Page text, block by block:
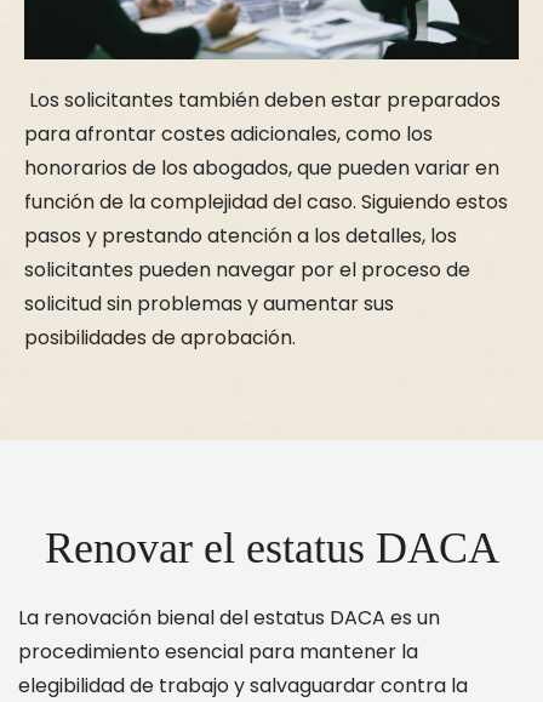
Los solicitantes también deben estar preparados
para afrontar costes adicionales, como los
honorarios de los abogados, que pueden variar en
función de la complejidad del caso. Siguiendo estos
pasos y prestando atención a los detalles, los
solicitantes pueden navegar por el proceso de
solicitud sin problemas y aumentar sus
posibilidades de aprobación.
Renovar el estatus DACA
La renovación bienal del estatus DACA es un
procedimiento esencial para mantener la
elegibilidad de trabajo y salvaguardar contra la